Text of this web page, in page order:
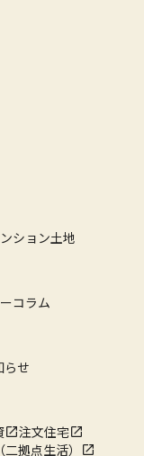
ション土地
コラム
らせ
注文住宅
拠点生活）